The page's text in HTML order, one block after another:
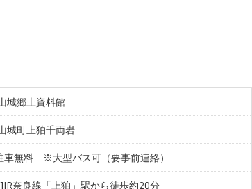
城郷土資料館
城町上狛千両岩
車無料 ※大型バス可（要事前連絡）
奈良線「上狛」駅から徒歩約20分